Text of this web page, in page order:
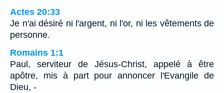
Actes 20:33
Je n'ai désiré ni l'argent, ni l'or, ni les vêtements de
personne.
Romains 1:1
Paul, serviteur de Jésus-Christ, appelé à être
apôtre, mis à part pour annoncer l'Evangile de
Dieu, -